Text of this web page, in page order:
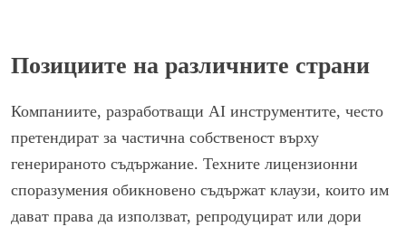
Позициите на различните страни
Компаниите, разработващи AI инструментите, често
претендират за частична собственост върху
генерираното съдържание. Техните лицензионни
споразумения обикновено съдържат клаузи, които им
дават права да използват, репродуцират или дори